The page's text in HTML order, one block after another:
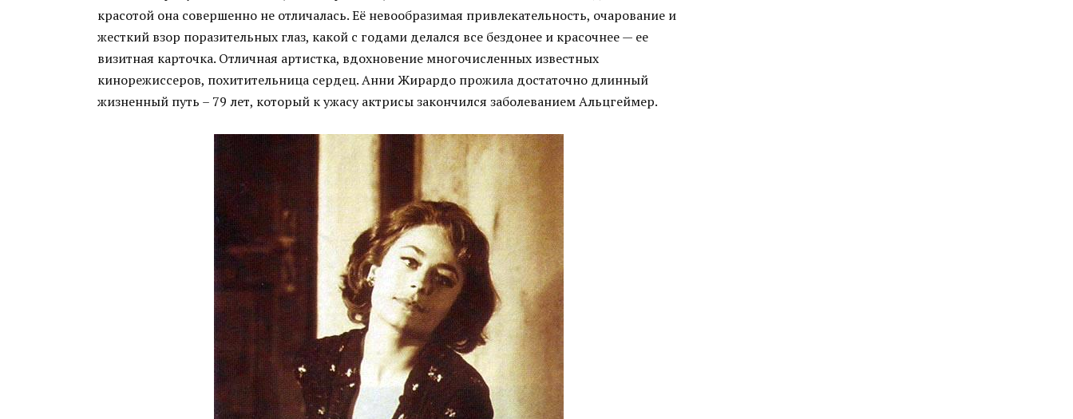
красотой она совершенно не отличалась. Её невообразимая привлекательность, очарование и
жесткий взор поразительных глаз, какой с годами делался все бездонее и красочнее — ее
визитная карточка. Отличная артистка, вдохновение многочисленных известных
кинорежиссеров, похитительница сердец. Анни Жирардо прожила достаточно длинный
жизненный путь – 79 лет, который к ужасу актрисы закончился заболеванием Альцгеймер.